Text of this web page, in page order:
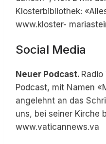
Klosterbibliothek:
www.kloster-
Social Media
Neuer Podcast.
Podcast, mit Namen
angelehnt an das
uns, bei seiner Kirche
www.vaticannews.va